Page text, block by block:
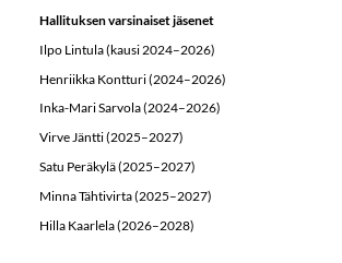
Hallituksen varsinaiset jäsenet
Ilpo Lintula (kausi 2024–2026)
Henriikka Kontturi (2024–2026)
Inka-Mari Sarvola (2024–2026)
Virve Jäntti (2025–2027)
Satu Peräkylä (2025–2027)
Minna Tähtivirta (2025–2027)
Hilla Kaarlela (2026–2028)